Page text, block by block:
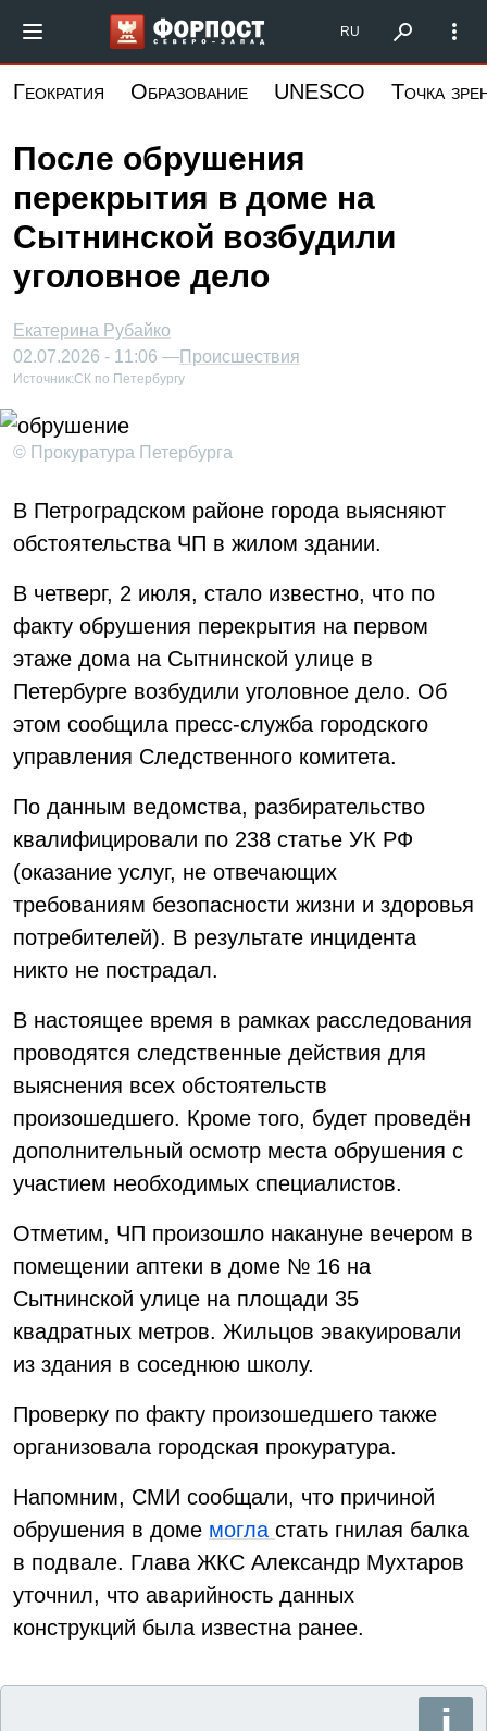
основному
Форпост Северо-Запад
RU
Геократия Образование UNESCO Точка
После обрушения
перекрытия в доме на
Сытнинской возбудили
уголовное дело
Екатерина Рубайко
02.07.2026 - 11:06 —Происшествия
Источник:СК по Петербургу
© Прокуратура Петербурга
В Петроградском районе города выясняют
обстоятельства ЧП в жилом здании.
В четверг, 2 июля, стало известно, что по
факту обрушения перекрытия на первом
этаже дома на Сытнинской улице в
Петербурге возбудили уголовное дело. Об
этом сообщила пресс-служба городского
управления Следственного комитета.
По данным ведомства, разбирательство
квалифицировали по 238 статье УК РФ
(оказание услуг, не отвечающих
требованиям безопасности жизни и здоровья
потребителей). В результате инцидента
никто не пострадал.
В настоящее время в рамках расследования
проводятся следственные действия для
выяснения всех обстоятельств
произошедшего. Кроме того, будет проведён
дополнительный осмотр места обрушения с
участием необходимых специалистов.
Отметим, ЧП произошло накануне вечером в
помещении аптеки в доме № 16 на
Сытнинской улице на площади 35
квадратных метров. Жильцов эвакуировали
из здания в соседнюю школу.
Проверку по факту произошедшего также
организовала городская прокуратура.
Напомним, СМИ сообщали, что причиной
обрушения в доме могла стать гнилая балка
в подвале. Глава ЖКС Александр Мухтаров
уточнил, что аварийность данных
конструкций была известна ранее.